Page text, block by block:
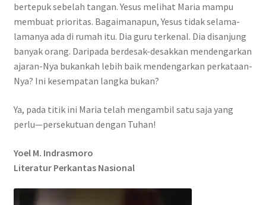
bertepuk sebelah tangan. Yesus melihat Maria mampu
membuat prioritas. Bagaimanapun, Yesus tidak selama-
lamanya ada di rumah itu. Dia guru terkenal. Dia disanjung
banyak orang. Daripada berdesak-desakkan mendengarkan
ajaran-Nya bukankah lebih baik mendengarkan perkataan-
Nya? Ini kesempatan langka bukan?
Ya, pada titik ini Maria telah mengambil satu saja yang
perlu—persekutuan dengan Tuhan!
Yoel M. Indrasmoro
Literatur Perkantas Nasional